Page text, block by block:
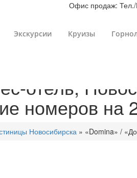
Офис продаж:
Экскурсии Круизы
отель,
номеров на
Новосибирска » «Domina» /